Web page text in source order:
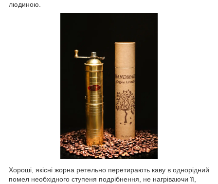
людиною.
Хороші, якісні жорна ретельно перетирають каву в однорідний
помел необхідного ступеня подрібнення, не нагріваючи її,